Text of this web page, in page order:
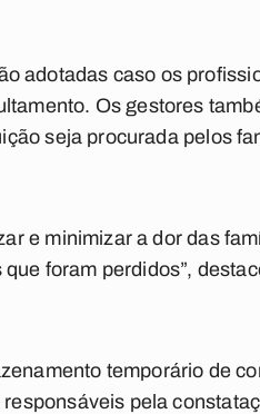
adotadas caso os
Os gestores
seja procurada pelos
e minimizar a dor das
foram perdidos”,
temporário de
pela